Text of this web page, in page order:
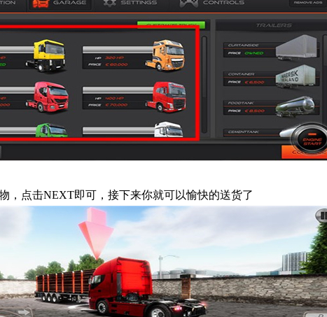
，点击NEXT即可，接下来你就可以愉快的送货了